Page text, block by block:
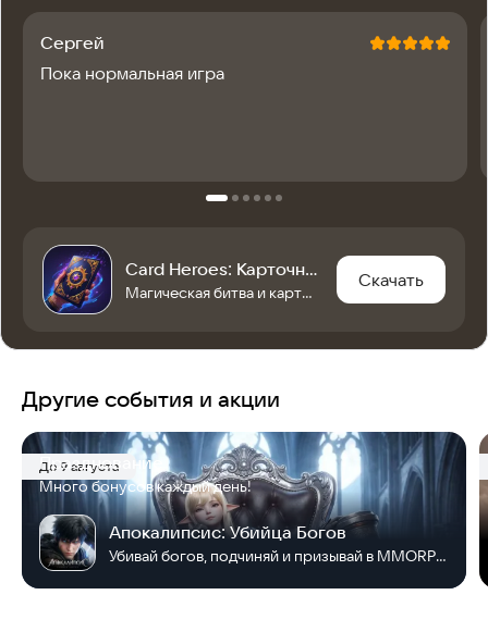
Сергей
Пока нормальная игра
Card Heroes: Карточная игра и пошаговая стратегия
Магическая битва и карточные игры: PvP карточные дуэли ждут тебя!
Скачать
Другие события и акции
До 9 августа
Празднование
Много бонусов каждый день!
Апокалипсис: Убийца Богов
Убивай богов, подчиняй и призывай в MMORPG!